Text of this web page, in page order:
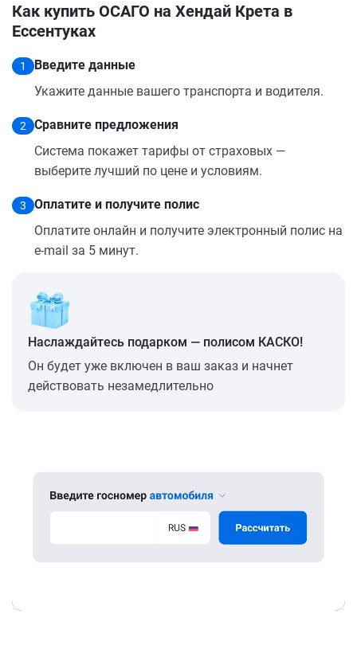
Как купить ОСАГО на Хендай Крета в
Ессентуках
1
Введите данные
Укажите данные вашего транспорта и водителя.
2
Сравните предложения
Система покажет тарифы от страховых —
выберите лучший по цене и условиям.
3
Оплатите и получите полис
Оплатите онлайн и получите электронный полис на
e-mail за 5 минут.
Наслаждайтесь подарком — полисом КАСКО!
Он будет уже включен в ваш заказ и начнет
действовать незамедлительно